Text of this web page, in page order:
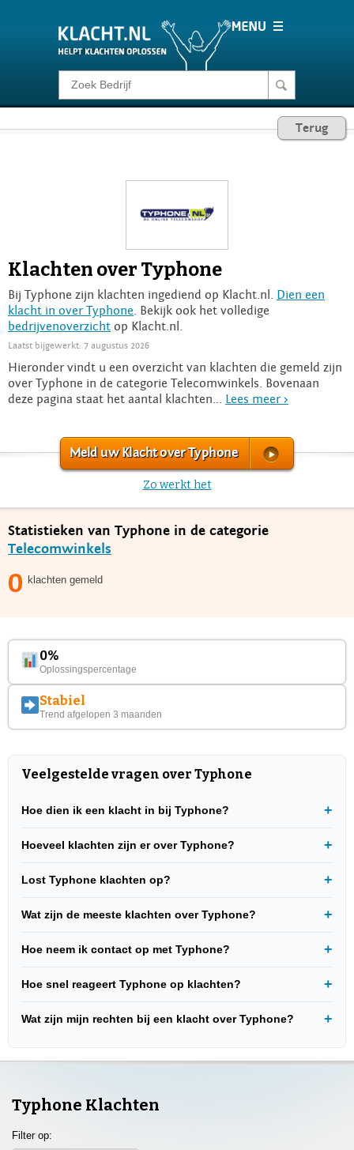
Klacht melden
Login
Terug
Klachten over Typhone
Bij Typhone zijn klachten ingediend op Klacht.nl. Dien een
klacht in over Typhone . Bekijk ook het volledige
bedrijvenoverzicht op Klacht.nl.
Laatst bijgewerkt: 7 augustus 2026
Hieronder vindt u een overzicht van klachten die gemeld zijn
over Typhone in de categorie Telecomwinkels. Bovenaan
deze pagina staat het aantal klachten... Lees meer >
Meld uw Klacht over Typhone
Zo werkt het
Statistieken van Typhone in de categorie
Telecomwinkels
0 klachten gemeld
0%
Oplossingspercentage
Stabiel
Trend afgelopen 3 maanden
Veelgestelde vragen over Typhone
Hoe dien ik een klacht in bij Typhone?
Hoeveel klachten zijn er over Typhone?
Lost Typhone klachten op?
Wat zijn de meeste klachten over Typhone?
Hoe neem ik contact op met Typhone?
Hoe snel reageert Typhone op klachten?
Wat zijn mijn rechten bij een klacht over Typhone?
Typhone Klachten
Filter op: